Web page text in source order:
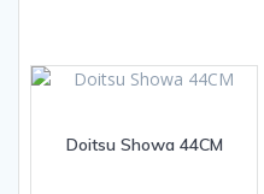
Doitsu Showa 44CM